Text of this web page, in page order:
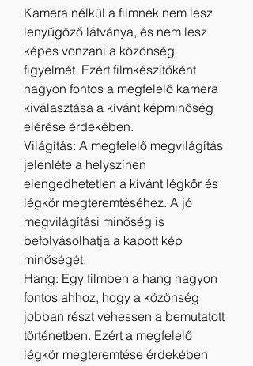
Kamera nélkül a filmnek nem lesz
lenyűgöző látványa, és nem lesz
képes vonzani a közönség
figyelmét. Ezért filmkészítőként
nagyon fontos a megfelelő kamera
kiválasztása a kívánt képminőség
elérése érdekében.
Világítás: A megfelelő megvilágítás
jelenléte a helyszínen
elengedhetetlen a kívánt légkör és
légkör megteremtéséhez. A jó
megvilágítási minőség is
befolyásolhatja a kapott kép
minőségét.
Hang: Egy filmben a hang nagyon
fontos ahhoz, hogy a közönség
jobban részt vehessen a bemutatott
történetben. Ezért a megfelelő
légkör megteremtése érdekében